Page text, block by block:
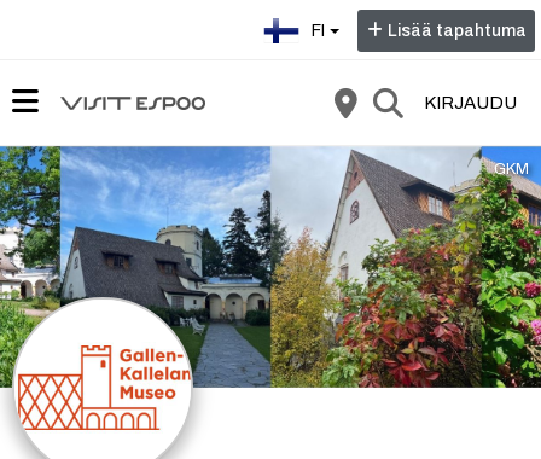
FI Lisää tapahtuma
KIRJAUDU
GKM